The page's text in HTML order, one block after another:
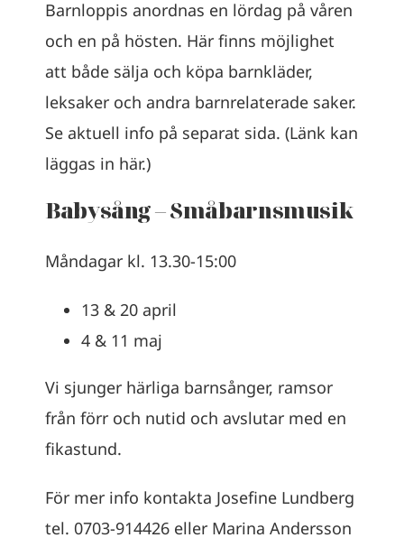
Barnloppis anordnas en lördag på våren
och en på hösten. Här finns möjlighet
att både sälja och köpa barnkläder,
leksaker och andra barnrelaterade saker.
Se aktuell info på separat sida. (Länk kan
läggas in här.)
Babysång – Småbarnsmusik​
Måndagar kl. 13.30-15:00
13 & 20 april
4 & 11 maj
Vi sjunger härliga barnsånger, ramsor
från förr och nutid och avslutar med en
fikastund.
För mer info kontakta Josefine Lundberg
tel. 0703-914426 eller Marina Andersson